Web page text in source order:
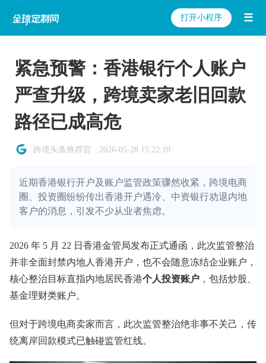
打开小程序 ☰
紧急预警：香港银行个人账户
严查升级，跨境卖家老旧回款
路径已成高危
跨境头条推荐官 · 2026-05-28 15:22:10
近期香港银行开户及账户监管政策骤然收紧，跨境电商
圈、投资圈纷纷传出香港开户遇冷、中资银行劝退内地
客户的消息，引发不少从业者焦虑。
2026 年 5 月 22 日香港金管局发布正式通函，此次监管整治
并非全面封禁内地人香港开户，也不会随意冻结企业账户，
核心整治目标直指内地居民香港个人投资账户 ，包括炒股、
基金理财类账户。
但对于跨境电商卖家而言，此次监管整治绝非事不关己，传
统离岸回款模式已触碰监管红线。